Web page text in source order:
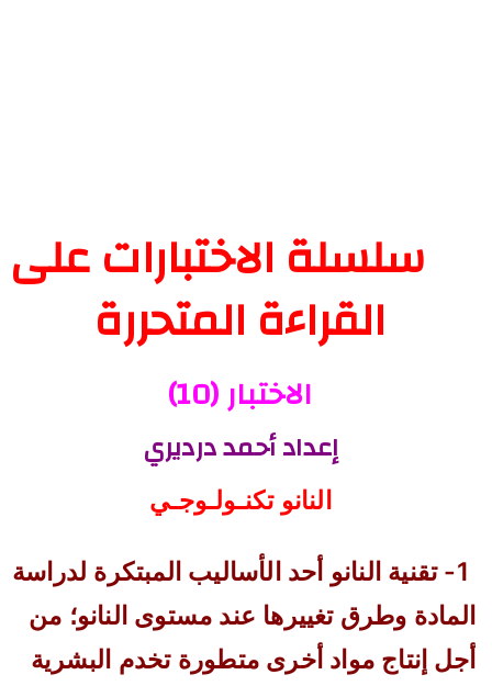
سلسلة الاختبارات على
القراءة المتحررة
الاختبار (10)
إعداد أحمد درديري
النانو تكنـولـوجـي
1- تقنية النانو أحد الأساليب المبتكرة لدراسة
المادة وطرق تغييرها عند مستوى النانو؛ من
أجل إنتاج مواد أخرى متطورة تخدم البشرية